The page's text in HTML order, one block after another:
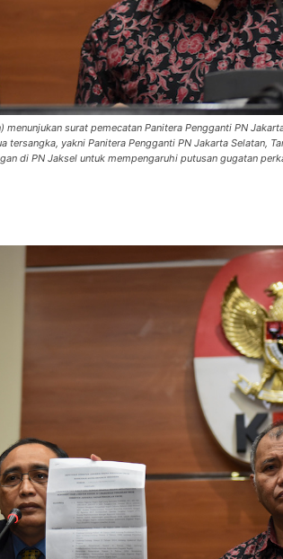
surat pemecatan Panitera Pengganti PN
yakni Panitera Pengganti PN Jakarta Selatan,
di PN Jaksel untuk mempengaruhi putusan gugatan